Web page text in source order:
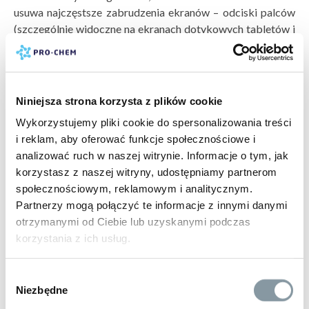
Niniejsza strona korzysta z plików cookie
Wykorzystujemy pliki cookie do spersonalizowania treści
i reklam, aby oferować funkcje społecznościowe i
analizować ruch w naszej witrynie. Informacje o tym, jak
korzystasz z naszej witryny, udostępniamy partnerom
społecznościowym, reklamowym i analitycznym.
Partnerzy mogą połączyć te informacje z innymi danymi
otrzymanymi od Ciebie lub uzyskanymi podczas
korzystania z ich usług.
zgody
Niezbędne
usuwa najczęstsze zabrudzenia ekranów – odciski palców
(szczególnie widoczne na ekranach dotykowych tabletów i
smartfonów), kurz, plamy po napojach czy smugi powstałe
przy wcześniejszych próbach czyszczenia – jednocześnie w
Preparat nie zawiera agresywnych rozpuszczalników,
dzięki czemu można go stosować regularnie bez obawy o
skumulowane uszkodzenia powierzchni. Co istotne, Shine
nadaje się również do czyszczenia pleksi, co czyni go
uniwersalnym narzędziem w domowym arsenale środków
czystości – przyda się nie tylko przy ekranach, ale także
przy obudowach urządzeń wykonanych z tworzywa
sztucznego.
Kluczem do idealnego efektu jest połączenie preparatu z
– wysokiej jakości, gęstą i niezwykle miękką
mikrofibrę, która została specjalnie zaprojektowana do